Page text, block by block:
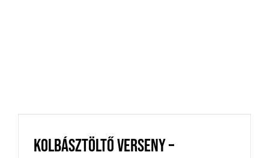
Telekgerendás
Kolbásztöltő verseny –